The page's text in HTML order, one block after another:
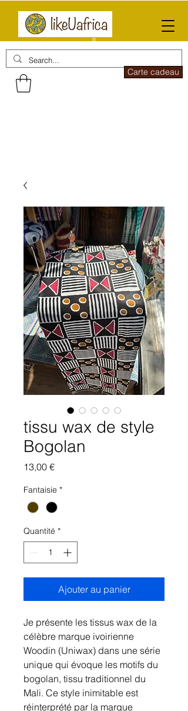
Carte cadeau
tissu wax de style
Bogolan
13,00 €Prix
Fantaisie *
Quantité *
Ajouter au panier
Je présente les tissus wax de la
célèbre marque ivoirienne
Woodin (Uniwax) dans une série
unique qui évoque les motifs du
bogolan, tissu traditionnel du
Mali. Ce style inimitable est
réinterprété par la marque